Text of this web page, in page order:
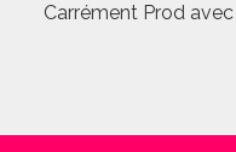
Carrément Prod